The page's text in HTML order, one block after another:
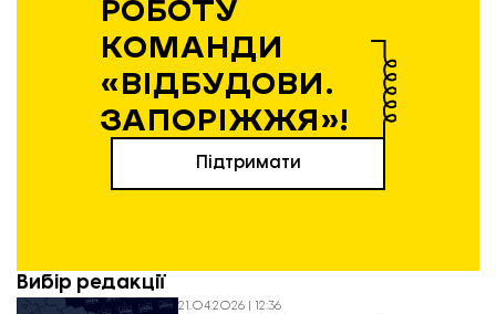
РОБОТУ
КОМАНДИ
«ВІДБУДОВИ.
ЗАПОРІЖЖЯ»!
Підтримати
Вибір редакції
21.04.2026 | 12:36